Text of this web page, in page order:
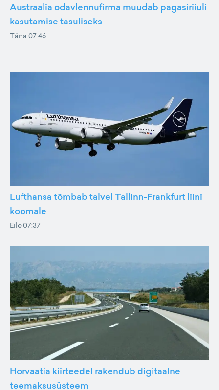
Austraalia odavlennufirma muudab pagasiriiuli
kasutamise tasuliseks
Täna 07:46
Lufthansa tõmbab talvel Tallinn-Frankfurt liini
koomale
Eile 07:37
Horvaatia kiirteedel rakendub digitaalne
teemaksusüsteem